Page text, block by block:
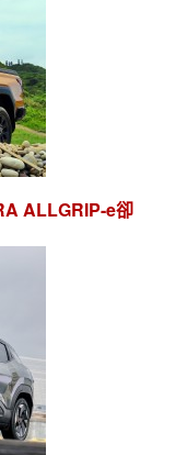
ALLGRIP-e卻